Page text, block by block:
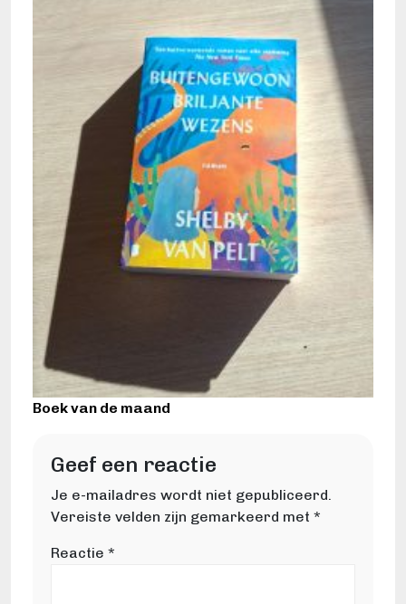
Boek van de maand
Geef een reactie
Je e-mailadres wordt niet gepubliceerd.
Vereiste velden zijn gemarkeerd met *
Reactie *